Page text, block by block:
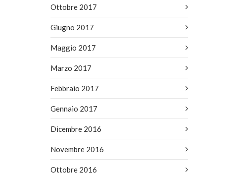
Ottobre 2017
Giugno 2017
Maggio 2017
Marzo 2017
Febbraio 2017
Gennaio 2017
Dicembre 2016
Novembre 2016
Ottobre 2016